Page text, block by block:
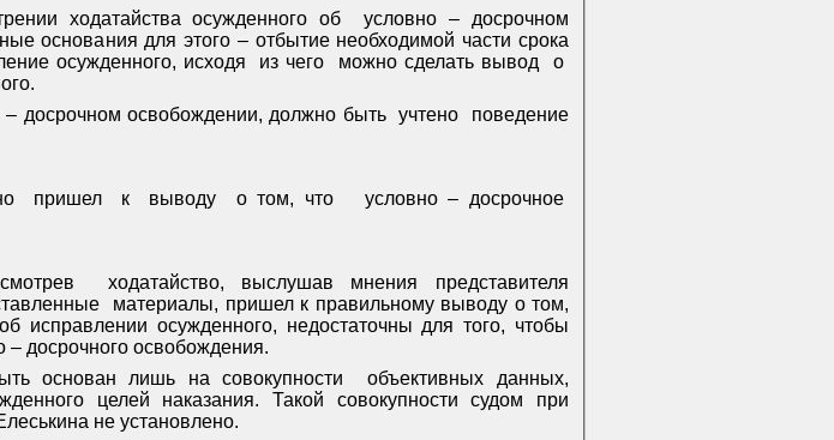
ходатайства осужденного об
условно – досрочном
основания для этого – отбытие необходимой части срока
осужденного, исходя
из чего можно сделать вывод
о
досрочном освобождении, должно быть учтено
поведение
пришел к выводу о том, что
условно – досрочное
ходатайство, выслушав мнения представителя
материалы, пришел к правильному выводу о том,
исправлении осужденного, недостаточны для того, чтобы
– досрочного освобождения.
основан лишь на совокупности
объективных данных,
целей наказания. Такой совокупности судом при
не установлено.